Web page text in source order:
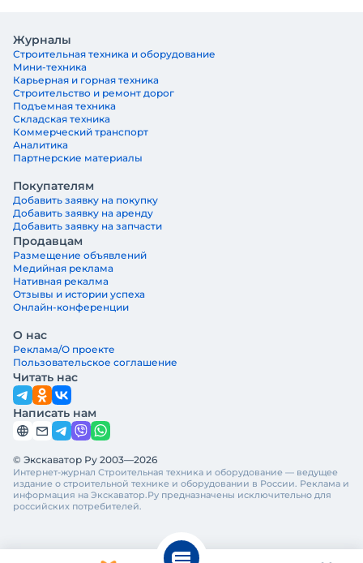
Журналы
Строительная техника и оборудование
Мини-техника
Карьерная и горная техника
Строительство и ремонт дорог
Подъемная техника
Складская техника
Коммерческий транспорт
Аналитика
Партнерские материалы
Покупателям
Добавить заявку на покупку
Добавить заявку на аренду
Добавить заявку на запчасти
Продавцам
Размещение объявлений
Медийная реклама
Нативная рекалма
Отзывы и истории успеха
Онлайн-конференции
О нас
Реклама/О проекте
Пользовательское соглашение
Читать нас
Написать нам
© Экскаватор Ру 2003—2026
Интернет-журнал Строительная техника и оборудование — ведущее
издание о строительной технике и оборудовании в России. Реклама и
информация на Экскаватор.Ру предназначены исключительно для
российских потребителей.